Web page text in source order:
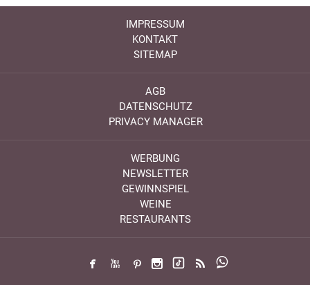
IMPRESSUM
KONTAKT
SITEMAP
AGB
DATENSCHUTZ
PRIVACY MANAGER
WERBUNG
NEWSLETTER
GEWINNSPIEL
WEINE
RESTAURANTS